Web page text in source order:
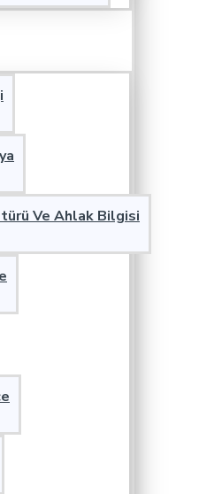
Ve Ahlak Bilgisi